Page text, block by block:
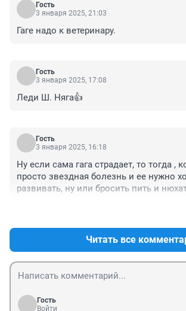
Гость
3 января 2025, 21:03
Гаге надо к ветеринару.
Гость
3 января 2025, 17:08
Леди Ш. Няга👍
Гость
3 января 2025, 16:18
Ну если сама гага страдает, то тогда ,
просто звездная болезнь и ее нужно
развивать, ну или бросить пить и
Читать все
Гость
Войти